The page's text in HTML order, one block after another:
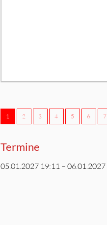
1 2 3 4 5 6 7
Termine
05.01.2027 19:11 –